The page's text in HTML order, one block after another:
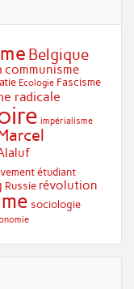
Belgique
communisme
Ecologie Fascisme
radicale
impérialisme
étudiant
Russie révolution
sociologie